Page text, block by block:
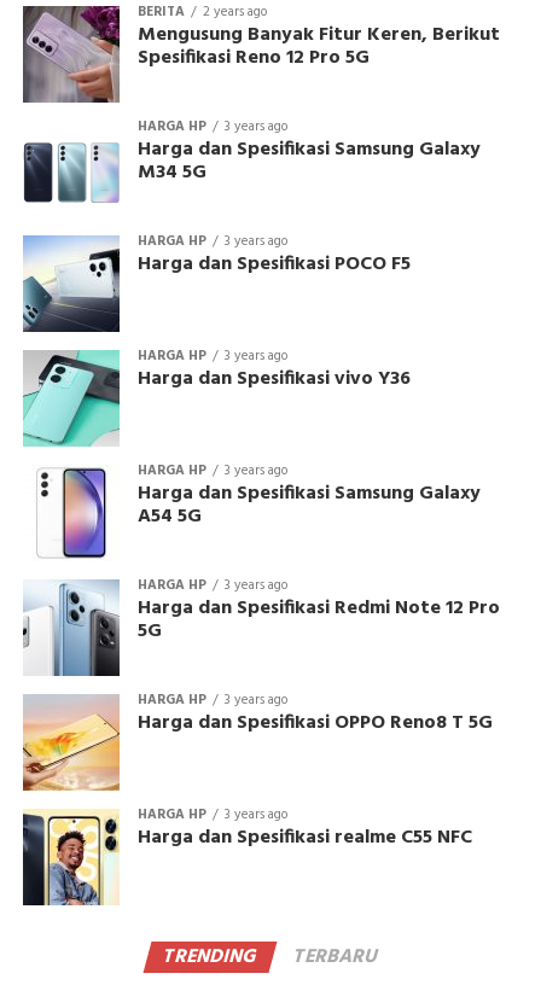
BERITA 2 years ago
Mengusung Banyak Fitur Keren, Berikut
Spesifikasi Reno 12 Pro 5G
HARGA HP 3 years ago
Harga dan Spesifikasi Samsung Galaxy
M34 5G
HARGA HP 3 years ago
Harga dan Spesifikasi POCO F5
HARGA HP 3 years ago
Harga dan Spesifikasi vivo Y36
HARGA HP 3 years ago
Harga dan Spesifikasi Samsung Galaxy
A54 5G
HARGA HP 3 years ago
Harga dan Spesifikasi Redmi Note 12 Pro
5G
HARGA HP 3 years ago
Harga dan Spesifikasi OPPO Reno8 T 5G
HARGA HP 3 years ago
Harga dan Spesifikasi realme C55 NFC
TRENDING TERBARU